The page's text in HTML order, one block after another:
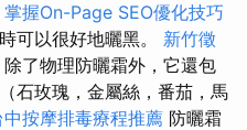
掌握On-Page SEO優化技巧
可以很好地曬黑。 新竹徵
除了物理防曬霜外，它還包
石玫瑰，金屬絲，番茄，馬
中按摩排毒療程推薦 防曬霜